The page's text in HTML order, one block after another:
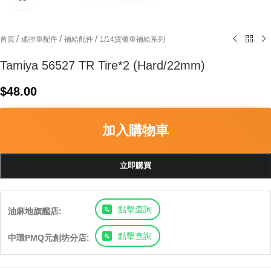
首頁 / 遙控車配件 / 補給配件 / 1/14貨櫃車補給系列
Tamiya 56527 TR Tire*2 (Hard/22mm)
$48.00
加入購物車
立即購買
油麻地旗艦店: 點擊查詢
中環PMQ元創坊分店: 點擊查詢